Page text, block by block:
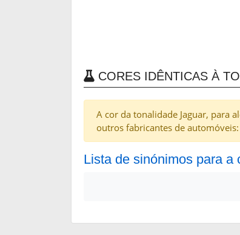
CORES IDÊNTICAS À
A cor da tonalidade Jaguar, para
outros fabricantes de automóveis:
Lista de sinónimos para